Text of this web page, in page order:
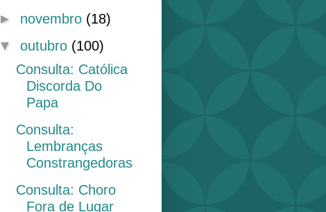
► novembro (18)
▼ outubro (100)
Consulta: Católica
Discorda Do
Papa
Consulta:
Lembranças
Constrangedoras
Consulta: Choro
Fora de Lugar